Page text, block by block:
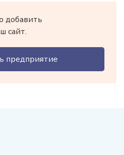
добавить
сайт.
предприятие